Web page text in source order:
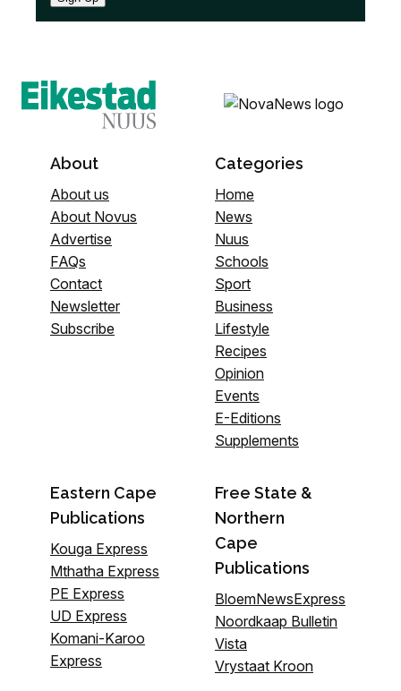
About
About us
About Novus
Advertise
FAQs
Contact
Newsletter
Subscribe
Categories
Home
News
Nuus
Schools
Sport
Business
Lifestyle
Recipes
Opinion
Events
E-Editions
Supplements
Eastern Cape
Publications
Kouga Express
Mthatha Express
PE Express
UD Express
Komani-Karoo
Express
Free State &
Northern
Cape
Publications
BloemNewsExpress
Noordkaap Bulletin
Vista
Vrystaat Kroon